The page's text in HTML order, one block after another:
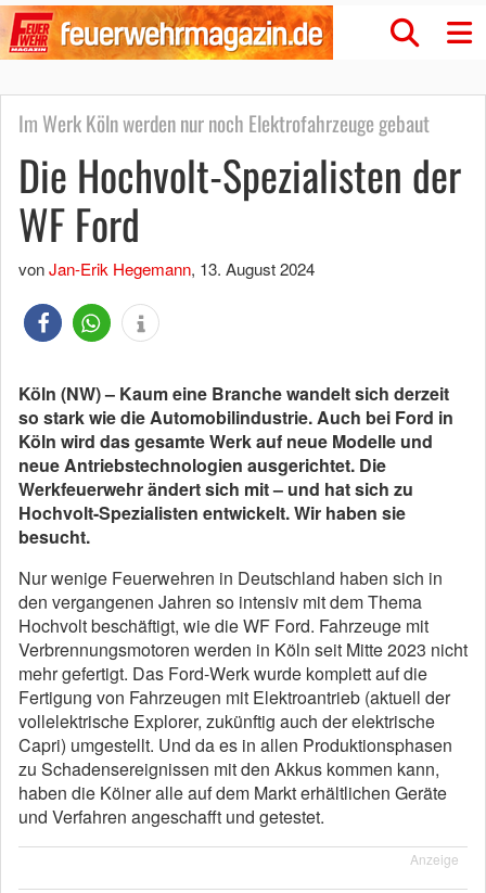
Im Werk Köln werden nur noch Elektrofahrzeuge gebaut
Die Hochvolt-Spezialisten der
WF Ford
vonJan-Erik Hegemann, 13. August 2024
Köln (NW) – Kaum eine Branche wandelt sich derzeit
so stark wie die Automobilindustrie. Auch bei Ford in
Köln wird das gesamte Werk auf neue Modelle und
neue Antriebstechnologien ausgerichtet. Die
Werkfeuerwehr ändert sich mit – und hat sich zu
Hochvolt-Spezialisten entwickelt. Wir haben sie
besucht.
Nur wenige Feuerwehren in Deutschland haben sich in
den vergangenen Jahren so intensiv mit dem Thema
Hochvolt beschäftigt, wie die WF Ford. Fahrzeuge mit
Verbrennungsmotoren werden in Köln seit Mitte 2023 nicht
mehr gefertigt. Das Ford-Werk wurde komplett auf die
Fertigung von Fahrzeugen mit Elektroantrieb (aktuell der
vollelektrische Explorer, zukünftig auch der elektrische
Capri) umgestellt. Und da es in allen Produktionsphasen
zu Schadensereignissen mit den Akkus kommen kann,
haben die Kölner alle auf dem Markt erhältlichen Geräte
und Verfahren angeschafft und getestet.
Anzeige